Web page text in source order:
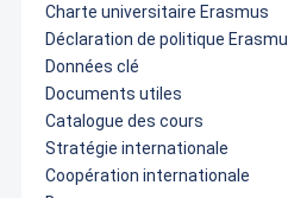
Charte universitaire Erasmus
Déclaration de politique
Données clé
Documents utiles
Catalogue des cours
Stratégie internationale
Coopération internationale